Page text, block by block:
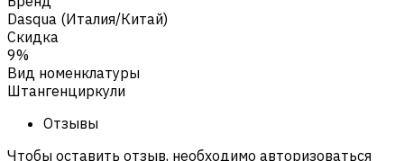
Dasqua (Италия/Китай)
Скидка
9%
Вид номенклатуры
Штангенциркули
Отзывы
Чтобы оставить отзыв, необходимо авторизоваться